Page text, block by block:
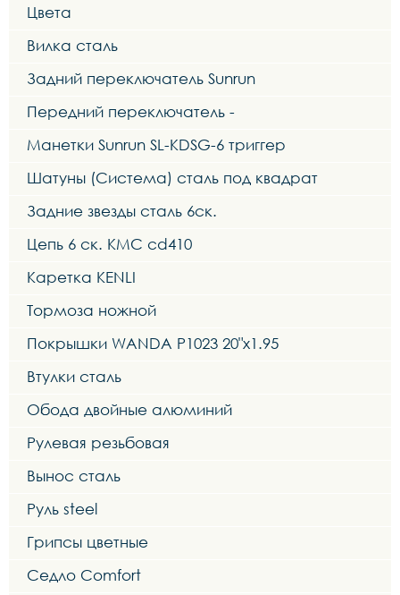
Цвета
Вилка сталь
Задний переключатель Sunrun
Передний переключатель -
Манетки Sunrun SL-KDSG-6 триггер
Шатуны (Система) сталь под квадрат
Задние звезды сталь 6ск.
Цепь 6 ск. KMC cd410
Каретка KENLI
Тормоза ножной
Покрышки WANDA P1023 20"x1.95
Втулки сталь
Обода двойные алюминий
Рулевая резьбовая
Вынос сталь
Руль steel
Грипсы цветные
Седло Comfort